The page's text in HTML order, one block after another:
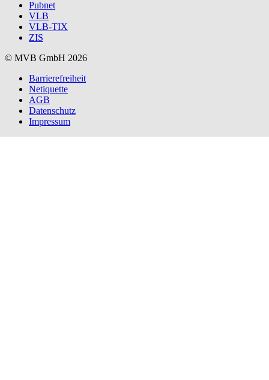
Pubnet
VLB
VLB-TIX
ZIS
© MVB GmbH 2026
Barrierefreiheit
Netiquette
AGB
Datenschutz
Impressum